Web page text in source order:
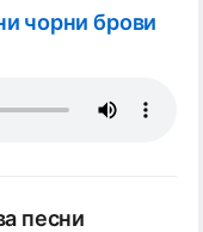
чорни брови
песни